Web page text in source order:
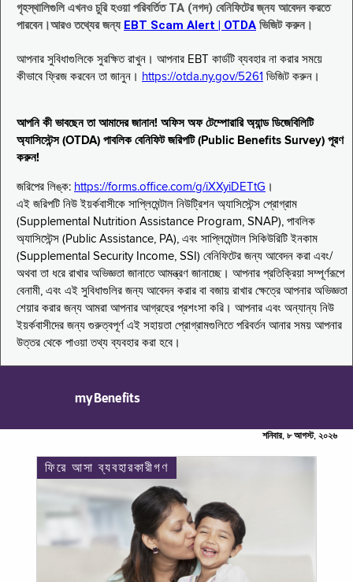
গৃহস্থালিগুলি এখনও চুরি হওয়া পরিবর্তিত TA (নগদ) বেনিফিটের জ্নয আবেদন করতে
পারবেন।আরও তথ্যের জন্য EBT Scam Alert | OTDA ভিজিট করুন।
আপনার সুবিধাগুলিকে সুরক্ষিত রাখুন। আপনার EBT কার্ডটি ব্যবহার না করার সময়ে
কীভাবে ফ্রিজ করবেন তা জানুন। https://otda.ny.gov/5261 ভিজিট করুন।
আপনি কী ভাবছেন তা আমাদের জানান! অফিস অফ টেম্পোরারি অ্যান্ড ডিজেবিলিটি
অ্যাসিস্টেন্স (OTDA) পাবলিক বেনিফিট জরিপটি (Public Benefits Survey) পূরণ
করুন!
জরিপের লিঙ্ক: https://forms.office.com/g/iXXyiDETtG ।
এই জরিপটি নিউ ইয়র্কবাসীকে সাপ্লিমেন্টাল নিউট্রিশন অ্যাসিস্টেন্স প্রোগ্রাম
(Supplemental Nutrition Assistance Program, SNAP), পাবলিক
অ্যাসিস্টেন্স (Public Assistance, PA), এবং সাপ্লিমেন্টাল সিকিউরিটি ইনকাম
(Supplemental Security Income, SSI) বেনিফিটের জন্য আবেদন করা এবং/
অথবা তা ধরে রাখার অভিজ্ঞতা জানাতে আমন্ত্রণ জানাচ্ছে। আপনার প্রতিক্রিয়া সম্পূর্ণরূপে
বেনামী, এবং এই সুবিধাগুলির জন্য আবেদন করার বা বজায় রাখার ক্ষেত্রে আপনার অভিজ্ঞতা
শেয়ার করার জন্য আমরা আপনার আগ্রহের প্রশংসা করি। আপনার এবং অন্যান্য নিউ
ইয়র্কবাসীদের জন্য গুরুত্বপূর্ণ এই সহায়তা প্রোগ্রামগুলিতে পরিবর্তন আনার সময় আপনার
উত্তর থেকে পাওয়া তথ্য ব্যবহার করা হবে।
myBenefits
শনিবার, ৮ আগস্ট, ২০২৬
ফিরে আসা ব্যবহারকারীগণ